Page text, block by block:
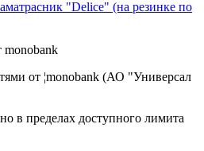
от ¦monobank (АО "Универсал
в пределах доступного лимита